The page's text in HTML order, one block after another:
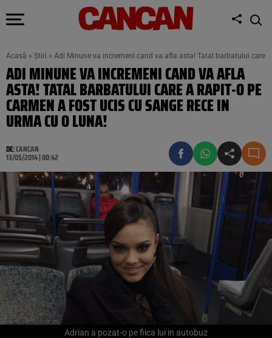
Acasă » Știri » Adi Minune va incremeni cand va afla asta! Tatal barbatului care
ADI MINUNE VA INCREMENI CAND VA AFLA
ASTA! TATAL BARBATULUI CARE A RAPIT-O PE
CARMEN A FOST UCIS CU SANGE RECE IN
URMA CU O LUNA!
DE:CANCAN
13/05/2014 | 00:42
Adrian a pozat-o pe fiica lui in autobuz